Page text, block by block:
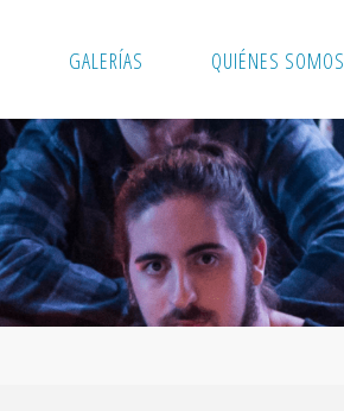
GALERÍAS QUIÉNES SOMOS